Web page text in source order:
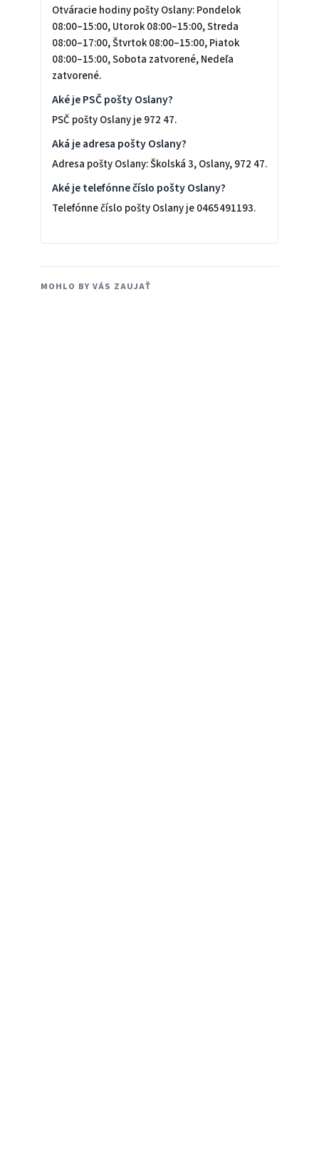
Otváracie hodiny pošty Oslany: Pondelok
08:00–15:00, Utorok 08:00–15:00, Streda
08:00–17:00, Štvrtok 08:00–15:00, Piatok
08:00–15:00, Sobota zatvorené, Nedeľa
zatvorené.
Aké je PSČ pošty Oslany?
PSČ pošty Oslany je 972 47.
Aká je adresa pošty Oslany?
Adresa pošty Oslany: Školská 3, Oslany, 972 47.
Aké je telefónne číslo pošty Oslany?
Telefónne číslo pošty Oslany je 0465491193.
MOHLO BY VÁS ZAUJAŤ